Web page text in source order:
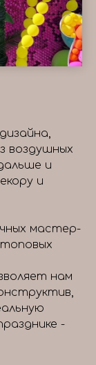
воздушных
и
и
мастер-
топовых
нам
-